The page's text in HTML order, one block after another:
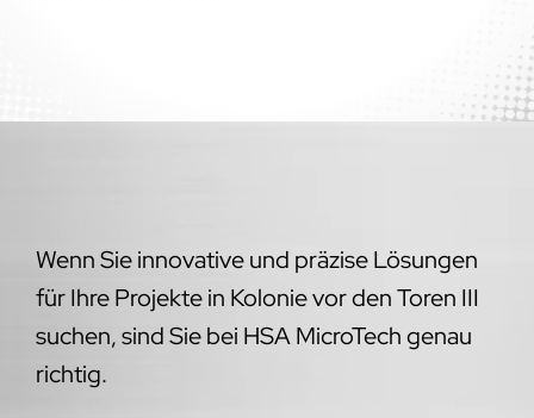
Wenn Sie innovative und präzise Lösungen
für Ihre Projekte in Kolonie vor den Toren III
suchen, sind Sie bei HSA MicroTech genau
richtig.